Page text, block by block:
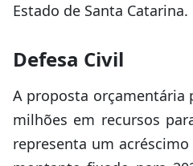
Estado de Santa Catarina.
Defesa Civil
A proposta orçamentária
milhões em recursos
representa um